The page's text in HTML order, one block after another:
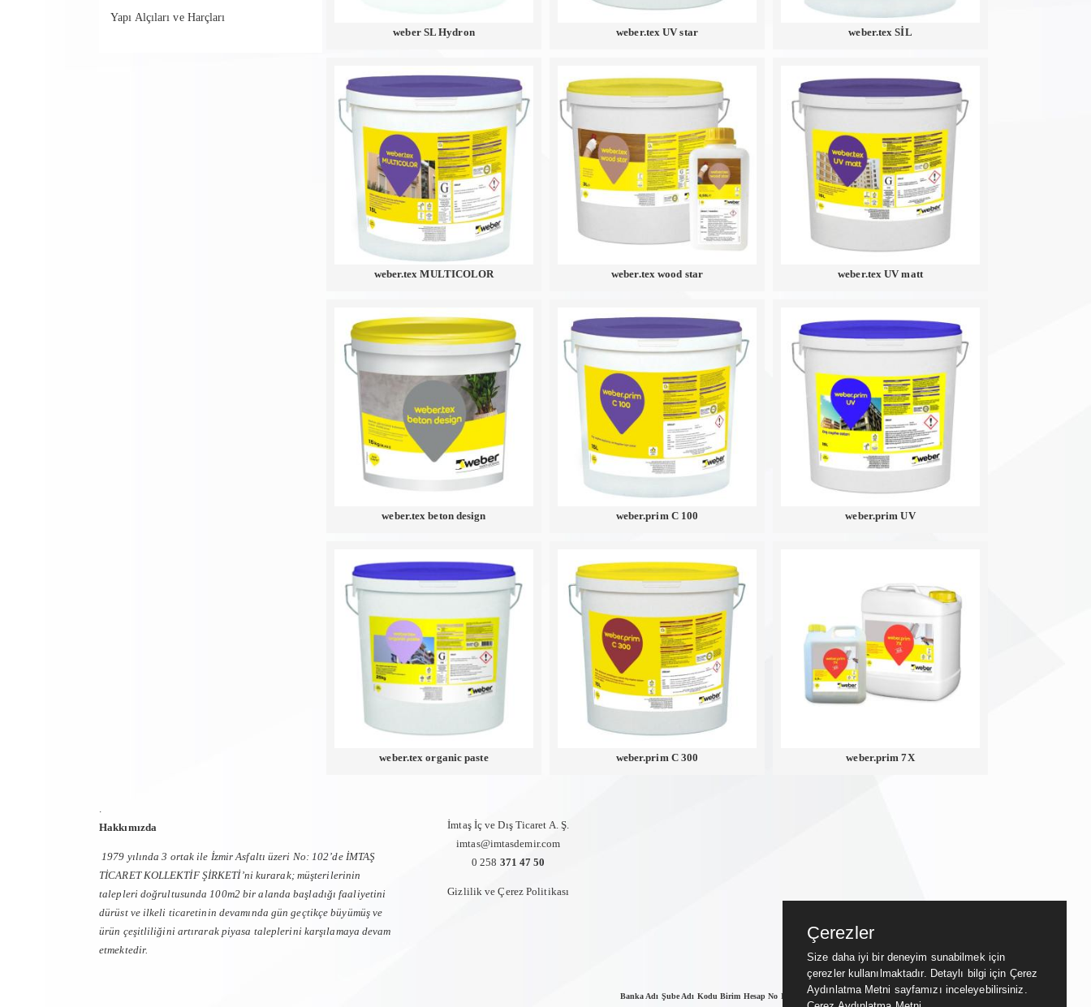
Yapı Alçıları ve Harçları
weber SL Hydron
weber.tex UV star weber.tex SİL
weber.tex MULTICOLOR weber.tex wood star weber.tex UV matt
weber.tex beton design weber.prim C 100 weber.prim UV
weber.tex organic paste weber.prim C 300 weber.prim 7X
.
Hakkımızda
1979 yılında 3 ortak ile İzmir Asfaltı üzeri No: 102’de İMTAŞ
TİCARET KOLLEKTİF ŞİRKETİ’ni kurarak; müşterilerinin
talepleri doğrultusunda 100m2 bir alanda başladığı faaliyetini
dürüst ve ilkeli ticaretinin devamında gün geçtikçe büyümüş ve
ürün çeşitliliğini artırarak piyasa taleplerini karşılamaya devam
etmektedir.
İmtaş İç ve Dış Ticaret A. Ş.
imtas@imtasdemir.com
0 258 371 47 50
Gizlilik ve Çerez Politikası
Banka Adı Şube Adı Kodu Birim Hesap No IBAN NO
Çerezler
Size daha iyi bir deneyim sunabilmek için
çerezler kullanılmaktadır. Detaylı bilgi için Çerez
Aydınlatma Metni sayfamızı inceleyebilirsiniz.